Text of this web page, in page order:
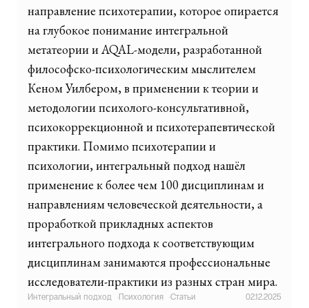
направление психотерапии, которое опирается
на глубокое понимание интегральной
метатеории и AQAL-модели, разработанной
философско-психологическим мыслителем
Кеном Уилбером, в применении к теории и
методологии психолого-консультативной,
психокоррекционной и психотерапевтической
практики. Помимо психотерапии и
психологии, интегральный подход нашёл
применение к более чем 100 дисциплинам и
направлениям человеческой деятельности, а
проработкой прикладных аспектов
интегрального подхода к соответствующим
дисциплинам занимаются профессиональные
исследователи-практики из разных стран мира.
Интегральный подход ·Психология ·Статьи 02.12.2025